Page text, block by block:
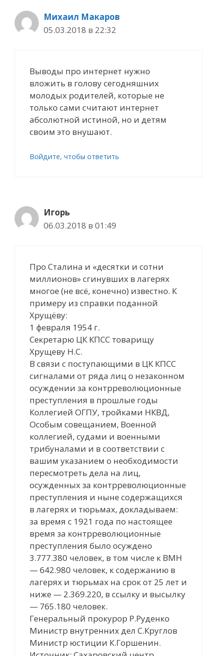
Михаил Макаров
05.03.2018 в 22:32
Выводы про интернет нужно
вложить в голову сегодняшних
молодых родителей, которые не
только сами считают интернет
абсолютной истиной, но и детям
своим это внушают.
Войдите, чтобы ответить
Игорь
06.03.2018 в 01:49
Про Сталина и «десятки и сотни
миллионов» сгинувших в лагерях
многое (не всё, конечно) известно. К
примеру из справки поданной
Хрущёву:
1 февраля 1954 г.
Секретарю ЦК КПСС товарищу
Хрущеву Н.С.
В связи с поступающими в ЦК КПСС
сигналами от ряда лиц о незаконном
осуждении за контрреволюционные
преступления в прошлые годы
Коллегией ОГПУ, тройками НКВД,
Особым совещанием, Военной
коллегией, судами и военными
трибуналами и в соответствии с
вашим указанием о необходимости
пересмотреть дела на лиц,
осужденных за контрреволюционные
преступления и ныне содержащихся
в лагерях и тюрьмах, докладываем:
за время с 1921 года по настоящее
время за контрреволюционные
преступления было осуждено
3.777.380 человек, в том числе к ВМН
— 642.980 человек, к содержанию в
лагерях и тюрьмах на срок от 25 лет и
ниже — 2.369.220, в ссылку и высылку
— 765.180 человек.
Генеральный прокурор Р.Руденко
Министр внутренних дел С.Круглов
Министр юстиции К.Горшенин.